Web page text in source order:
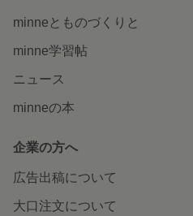
minneとものづくりと
minne学習帖
ニュース
minneの本
企業の方へ
広告出稿について
大口注文について